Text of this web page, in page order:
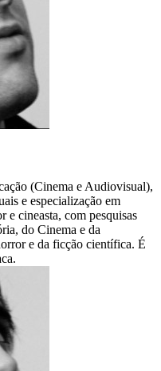
(Cinema e Audiovisual),
e especialização em
e cineasta, com pesquisas
do Cinema e da
e da ficção científica. É